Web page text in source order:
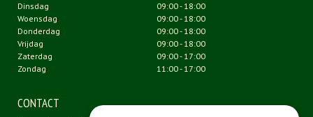
Dinsdag
09:00 - 18:00
Woensdag
09:00 - 18:00
Donderdag
09:00 - 18:00
Vrijdag
09:00 - 18:00
Zaterdag
09:00 - 17:00
Zondag
11:00 - 17:00
CONTACT